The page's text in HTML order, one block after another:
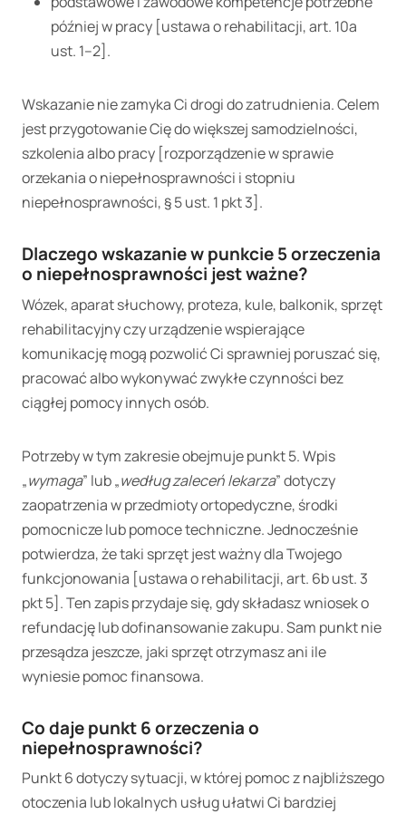
później w pracy [ustawa o rehabilitacji, art. 10a
ust. 1–2].
Wskazanie nie zamyka Ci drogi do zatrudnienia. Celem
jest przygotowanie Cię do większej samodzielności,
szkolenia albo pracy [rozporządzenie w sprawie
orzekania o niepełnosprawności i stopniu
niepełnosprawności, § 5 ust. 1 pkt 3].
Dlaczego wskazanie w punkcie 5 orzeczenia
o niepełnosprawności jest ważne?
Wózek, aparat słuchowy, proteza, kule, balkonik, sprzęt
rehabilitacyjny czy urządzenie wspierające
komunikację mogą pozwolić Ci sprawniej poruszać się,
pracować albo wykonywać zwykłe czynności bez
ciągłej pomocy innych osób.
Potrzeby w tym zakresie obejmuje punkt 5. Wpis
„wymaga” lub „według zaleceń lekarza” dotyczy
zaopatrzenia w przedmioty ortopedyczne, środki
pomocnicze lub pomoce techniczne. Jednocześnie
potwierdza, że taki sprzęt jest ważny dla Twojego
funkcjonowania [ustawa o rehabilitacji, art. 6b ust. 3
pkt 5]. Ten zapis przydaje się, gdy składasz wniosek o
refundację lub dofinansowanie zakupu. Sam punkt nie
przesądza jeszcze, jaki sprzęt otrzymasz ani ile
wyniesie pomoc finansowa.
Co daje punkt 6 orzeczenia o
niepełnosprawności?
Punkt 6 dotyczy sytuacji, w której pomoc z najbliższego
otoczenia lub lokalnych usług ułatwi Ci bardziej